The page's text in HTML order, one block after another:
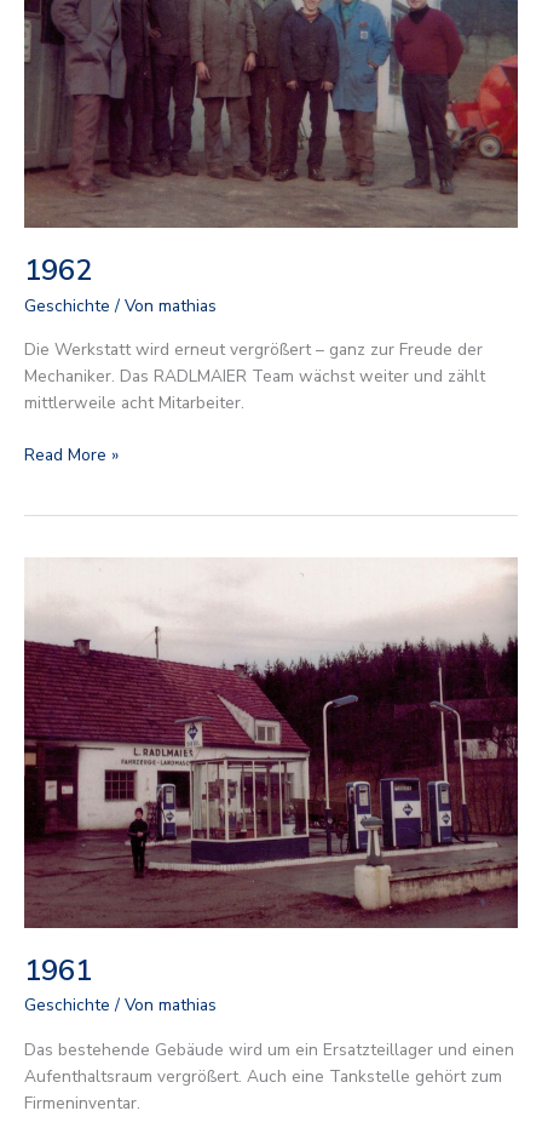
1962
Geschichte / Von mathias
Die Werkstatt wird erneut vergrößert – ganz zur Freude der
Mechaniker. Das RADLMAIER Team wächst weiter und zählt
mittlerweile acht Mitarbeiter.
Read More »
1961
Geschichte / Von mathias
Das bestehende Gebäude wird um ein Ersatzteillager und einen
Aufenthaltsraum vergrößert. Auch eine Tankstelle gehört zum
Firmeninventar.